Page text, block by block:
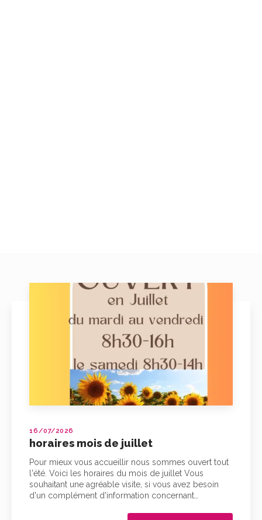
16/07/2026
horaires mois de juillet
Pour mieux vous accueillir nous sommes ouvert tout
l'été. Voici les horaires du mois de juillet Vous
souhaitant une agréable visite, si vous avez besoin
d'un complément d'information concernant…